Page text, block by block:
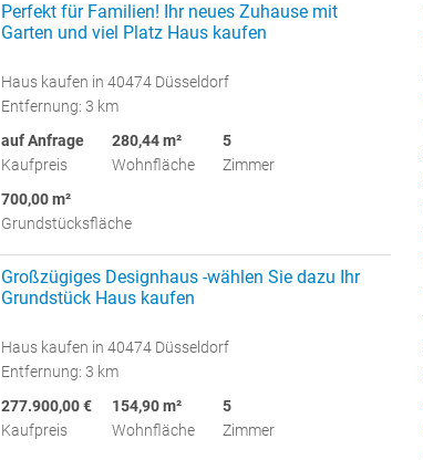
Perfekt für Familien! Ihr neues Zuhause mit
Garten und viel Platz Haus kaufen
Haus kaufen in 40474 Düsseldorf
Entfernung: 3 km
auf Anfrage
Kaufpreis
280,44 m²
Wohnfläche
5
Zimmer
700,00 m²
Grundstücksfläche
Großzügiges Designhaus -wählen Sie dazu Ihr
Grundstück Haus kaufen
Haus kaufen in 40474 Düsseldorf
Entfernung: 3 km
277.900,00 €
Kaufpreis
154,90 m²
Wohnfläche
5
Zimmer